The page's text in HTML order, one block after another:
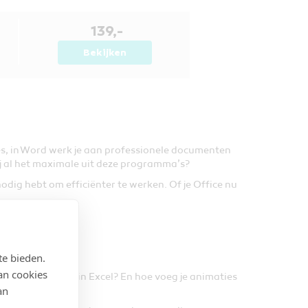
bieden.
cookies
139,-
Bekijken
in Word werk je aan professionele documenten
het maximale uit deze programma’s?
hebt om efficiënter te werken. Of je Office nu
je formules in Excel? En hoe voeg je animaties